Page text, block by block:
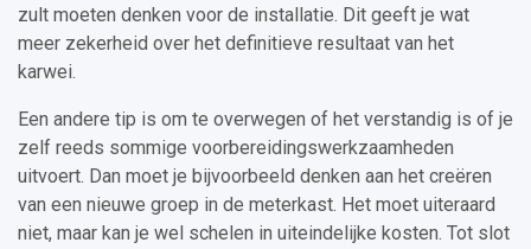
zult moeten denken voor de installatie. Dit geeft je wat
meer zekerheid over het definitieve resultaat van het
karwei.
Een andere tip is om te overwegen of het verstandig is of je
zelf reeds sommige voorbereidingswerkzaamheden
uitvoert. Dan moet je bijvoorbeeld denken aan het creëren
van een nieuwe groep in de meterkast. Het moet uiteraard
niet, maar kan je wel schelen in uiteindelijke kosten. Tot slot